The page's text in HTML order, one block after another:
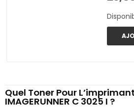
Quel Toner Pour
IMAGERUNNER C 3025 I ?